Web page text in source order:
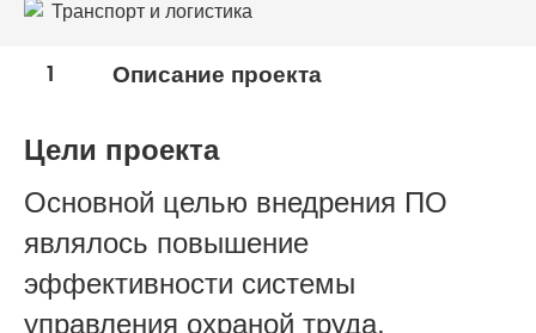
Транспорт и логистика
1 Описание проекта
Цели проекта
Основной целью внедрения ПО
являлось повышение
эффективности системы
управления охраной труда,